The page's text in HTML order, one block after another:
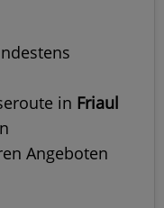
in Friaul
Angeboten